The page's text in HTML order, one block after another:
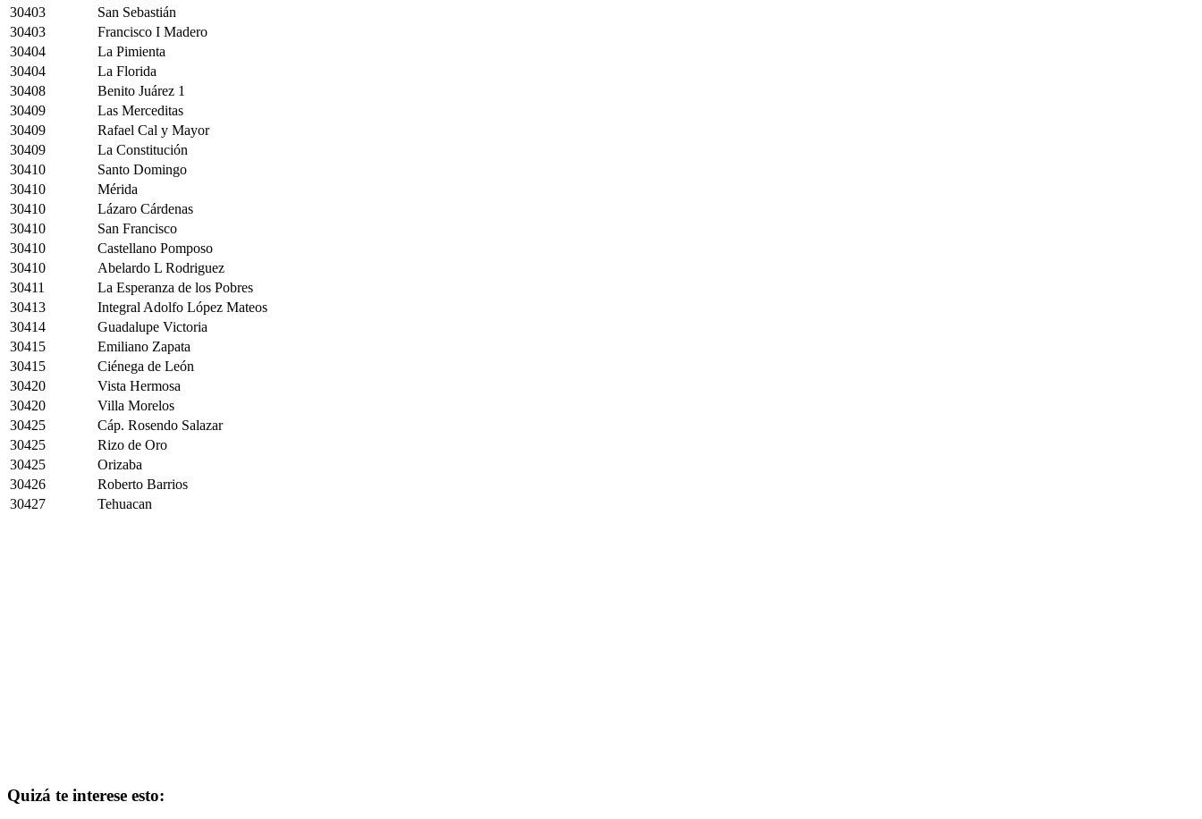
30403
San Sebastián
30403
Francisco I Madero
30404
La Pimienta
30404
La Florida
30408
Benito Juárez 1
30409
Las Merceditas
30409
Rafael Cal y Mayor
30409
La Constitución
30410
Santo Domingo
30410
Mérida
30410
Lázaro Cárdenas
30410
San Francisco
30410
Castellano Pomposo
30410
Abelardo L Rodriguez
30411
La Esperanza de los Pobres
30413
Integral Adolfo López Mateos
30414
Guadalupe Victoria
30415
Emiliano Zapata
30415
Ciénega de León
30420
Vista Hermosa
30420
Villa Morelos
30425
Cáp. Rosendo Salazar
30425
Rizo de Oro
30425
Orizaba
30426
Roberto Barrios
30427
Tehuacan
Quizá te interese esto: